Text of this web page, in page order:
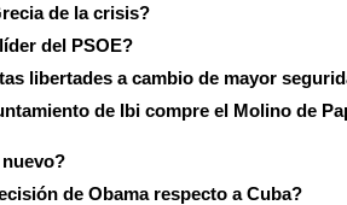
de la crisis?
del PSOE?
libertades a cambio de mayor
de Ibi compre el Molino de
de Obama respecto a Cuba?